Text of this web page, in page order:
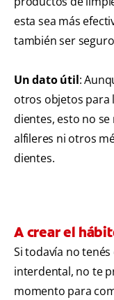
esta sea más
también ser
Un dato útil:
otros objetos para
dientes, esto no
alfileres ni otros
dientes.
A crear el
Si todavía no
interdental, no te
momento para